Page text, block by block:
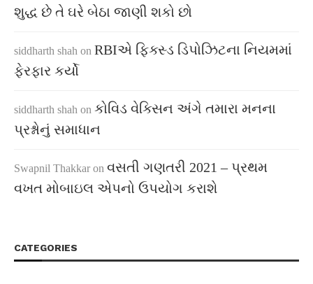
શુદ્ધ છે તે ઘરે બેઠા જાણી શકો છો
siddharth shah on RBIએ ફિક્સ્ડ ડિપોઝિટના નિયમમાં
ફેરફાર કર્યો
siddharth shah on કોવિડ વેક્સિન અંગે તમારા મનના
પ્રશ્નોનું સમાધાન
Swapnil Thakkar on વસતી ગણતરી 2021 – પ્રથમ
વખત મોબાઇલ એપનો ઉપયોગ કરાશે
CATEGORIES